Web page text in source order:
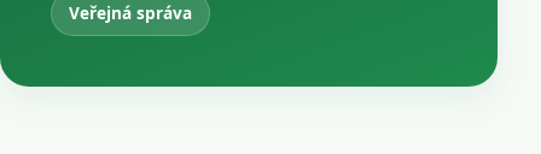
Veřejná správa